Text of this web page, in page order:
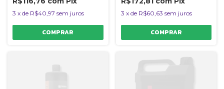
3 x de R$40,97 sem juros 3 x de R$60,63 sem juros